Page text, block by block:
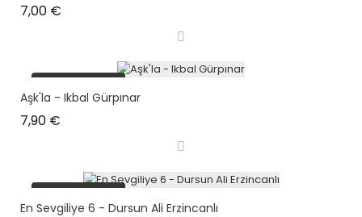
7,00 €
plus en stock
Aşk'la - Ikbal Gürpınar
7,90 €
plus en stock
En Sevgiliye 6 - Dursun Ali Erzincanlı